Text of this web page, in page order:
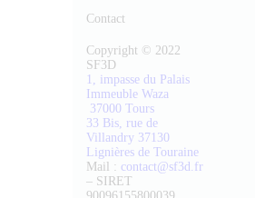
Contact
Copyright © 2022
SF3D
1, impasse du Palais
Immeuble Waza
37000 Tours
33 Bis, rue de
Villandry 37130
Lignières de Touraine
Mail : contact@sf3d.fr
– SIRET